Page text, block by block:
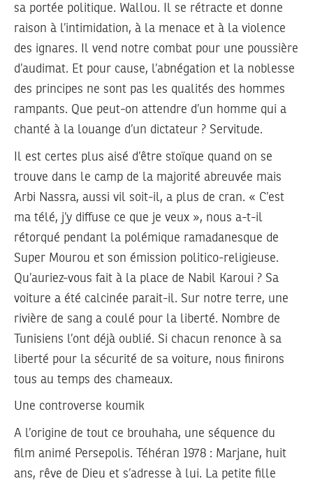
sa portée politique. Wallou. Il se rétracte et donne
raison à l’intimidation, à la menace et à la violence
des ignares. Il vend notre combat pour une poussière
d’audimat. Et pour cause, l’abnégation et la noblesse
des principes ne sont pas les qualités des hommes
rampants. Que peut-on attendre d’un homme qui a
chanté à la louange d’un dictateur ? Servitude.
Il est certes plus aisé d’être stoïque quand on se
trouve dans le camp de la majorité abreuvée mais
Arbi Nassra, aussi vil soit-il, a plus de cran. « C’est
ma télé, j’y diffuse ce que je veux », nous a-t-il
rétorqué pendant la polémique ramadanesque de
Super Mourou et son émission politico-religieuse.
Qu’auriez-vous fait à la place de Nabil Karoui ? Sa
voiture a été calcinée parait-il. Sur notre terre, une
rivière de sang a coulé pour la liberté. Nombre de
Tunisiens l’ont déjà oublié. Si chacun renonce à sa
liberté pour la sécurité de sa voiture, nous finirons
tous au temps des chameaux.
Une controverse koumik
A l’origine de tout ce brouhaha, une séquence du
film animé Persepolis. Téhéran 1978 : Marjane, huit
ans, rêve de Dieu et s’adresse à lui. La petite fille